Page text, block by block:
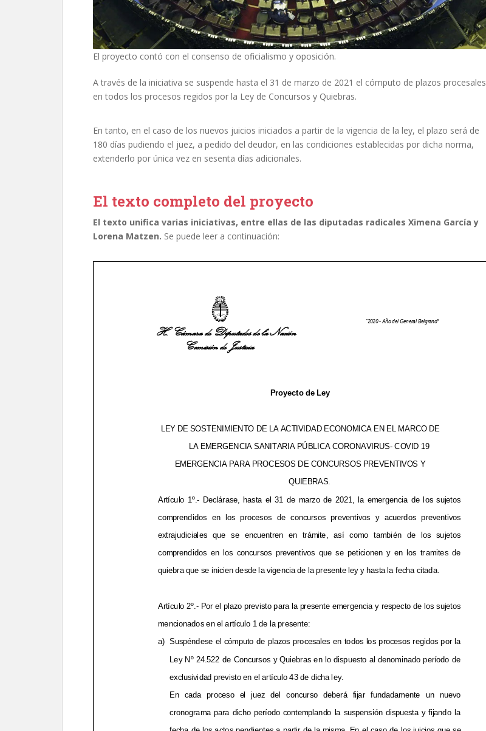
El proyecto contó con el consenso de oficialismo y oposición.
A través de la iniciativa se suspende hasta el 31 de marzo de 2021 el cómputo de plazos procesales
en todos los procesos regidos por la Ley de Concursos y Quiebras.
En tanto, en el caso de los nuevos juicios iniciados a partir de la vigencia de la ley, el plazo será de
180 días pudiendo el juez, a pedido del deudor, en las condiciones establecidas por dicha norma,
extenderlo por única vez en sesenta días adicionales.
El texto completo del proyecto
El texto unifica varias iniciativas, entre ellas de las diputadas radicales Ximena García y
Lorena Matzen. Se puede leer a continuación: